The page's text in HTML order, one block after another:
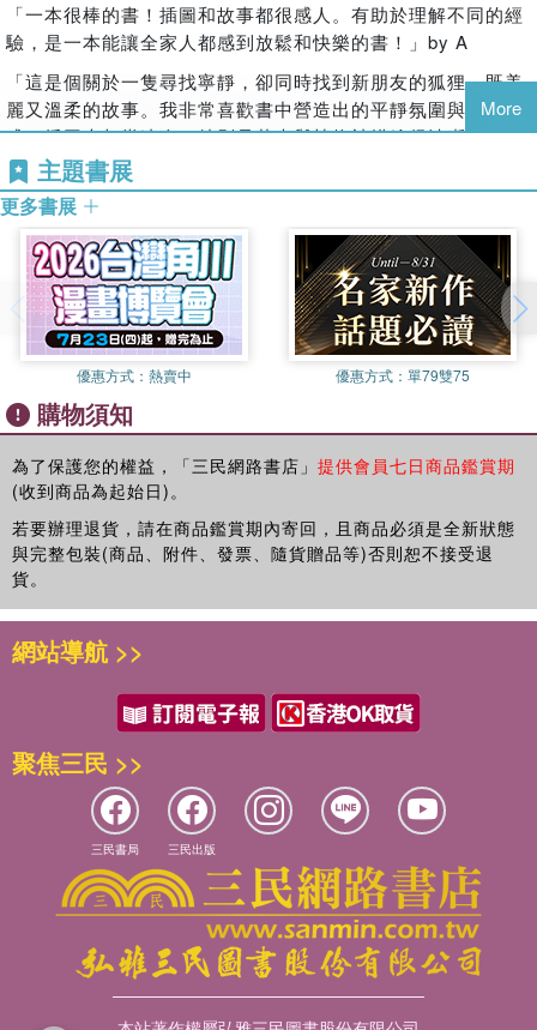
的美感素養，也帶給讀者平靜和諧的視覺饗宴。
 一段溫暖的友伴關係
透過主角幽默的互動，展現孩子生活中友誼的陪伴與共鳴。森
林裡的好朋友們都善良溫暖，就像天真可愛的孩子般，呈現出
一個充滿愛與尊重的美好世界。
 一本溫柔的療癒指南
狐狸尋找寧靜的過程，象徵我們練習與外界的雜音共處。高敏
感人群有時在面對生活時充滿辛苦與不安，這本書帶著我們溫
柔的逐步接受自己，並尋找適合的方式面對困難、解決問題。
 一個重要的情緒學習
這本書屬於SEL社會情緒學習繪本。除了練習調節自己的情緒
之外，更能透過狐狸的經歷，讓我們知道原來每個人的感受都
如此不同。帶領孩子學習尊重同理、包容與接納。
 一份美好的生命禮物
書中文字如詩般優美動人。透過故事與孩子討論哲學議題，並
探討成人的內在心靈。閱讀後，讓感受在心中發酵，在這個紛
紛擾擾又複雜的世界中，找回屬於自己的一方寧靜。
#SEL #社會情緒學習 #生命教育 #尊重同理 #高敏感 #療癒 #
北歐風
【適讀年齡】
▲ 無注音，4歲起適合親子共讀。
設計師和作家。她於2007年移居芬蘭，在芬蘭赫爾辛基阿爾托
大學學習紡織藝術。曾為日本和芬蘭的多個品牌設計印花圖
案，其設計和書籍靈感源自於北歐的自然風光和日常生活，作
品中常可見到充滿生命力的草木花卉與童趣的角色形象。除了
平面設計，她的作品還包括插畫、書籍設計、服裝設計和翻
譯。
如果想更認識她，可以造訪她的IG：
https://www.instagram.com/erishimatsuka/
譯者簡介
凃翠珊（Tsui-Shan Tu）
政治大學廣電系畢業，丹麥奧爾堡大學歐洲研究碩士，目前定
居芬蘭。喜歡學習語言、並探索語言背後蘊含的文化意義，也
喜愛在藝術表現的實踐中體驗生命。最大的愛好是演奏小提
節中看見美麗。曾著有《設計 讓世界看見芬蘭》、《北歐四季
療癒、芳香療法、靈性探索，並繼續在人生道路上實驗與創
造。
如果想更認識她，可以造訪她的FB粉專「北歐四季–
Miyabela」：www.facebook.com/shaninordic
「一本很棒的書！插圖和故事都很感人。有助於理解不同的經
驗，是一本能讓全家人都感到放鬆和快樂的書！」by A
「這是個關於一隻尋找寧靜，卻同時找到新朋友的狐狸，既美
麗又溫柔的故事。我非常喜歡書中營造出的平靜氛圍與敘事方
式。插圖也相當迷人，特別是花卉與植物被描繪得清晰可辨，
這點深得我心。」by Minttu
「軟萌又有氛圍感。我喜歡這本書文字裡的靜謐感。」by Neo
「這本書的插畫和背景帶有一種『布料花樣感』，這些圖樣若
印製成童裝布料肯定非常可愛。這是一個充滿同理心的故事，
提醒我們『寧靜』對某些人的重要性。不只是敏感的人，一般
人也能享受寧靜。」by Mikko Saari
暖心推薦
陳志恆｜諮商心理師、暢銷作家
More
主題書展
更多書展
優惠方式： 熱賣中 優惠方式： 單79雙75
購物須知
為了保護您的權益，「三民網路書店」 提供會員七日商品鑑賞期
(收到商品為起始日)。
若要辦理退貨，請在商品鑑賞期內寄回，且商品必須是全新狀態
與完整包裝(商品、附件、發票、隨貨贈品等)否則恕不接受退
貨。
網站導航 >>
聚焦三民 >>
三民書局 三民出版